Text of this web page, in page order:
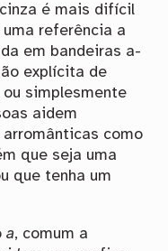
é mais difícil
referência a
em bandeiras a-
explícita de
ou simplesmente
aidem
como
que seja uma
que tenha um
a, comum a